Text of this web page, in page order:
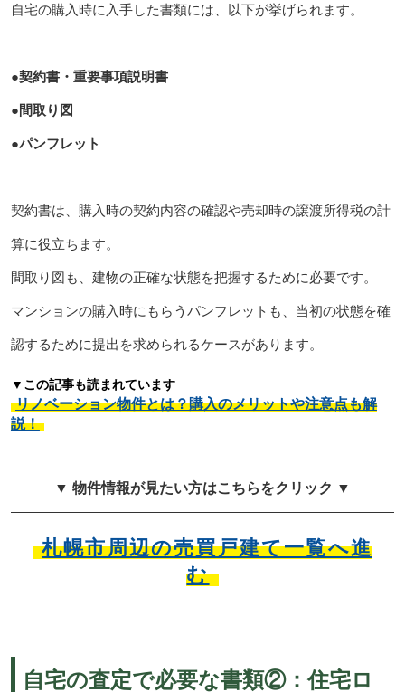
自宅の購入時に入手した書類には、以下が挙げられます。
●契約書・重要事項説明書
●間取り図
●パンフレット
契約書は、購入時の契約内容の確認や売却時の譲渡所得税の計
算に役立ちます。
間取り図も、建物の正確な状態を把握するために必要です。
マンションの購入時にもらうパンフレットも、当初の状態を確
認するために提出を求められるケースがあります。
▼この記事も読まれています
リノベーション物件とは？購入のメリットや注意点も解
説！
▼ 物件情報が見たい方はこちらをクリック ▼
札幌市周辺の売買戸建て一覧へ進
む
自宅の査定で必要な書類②：住宅ロ